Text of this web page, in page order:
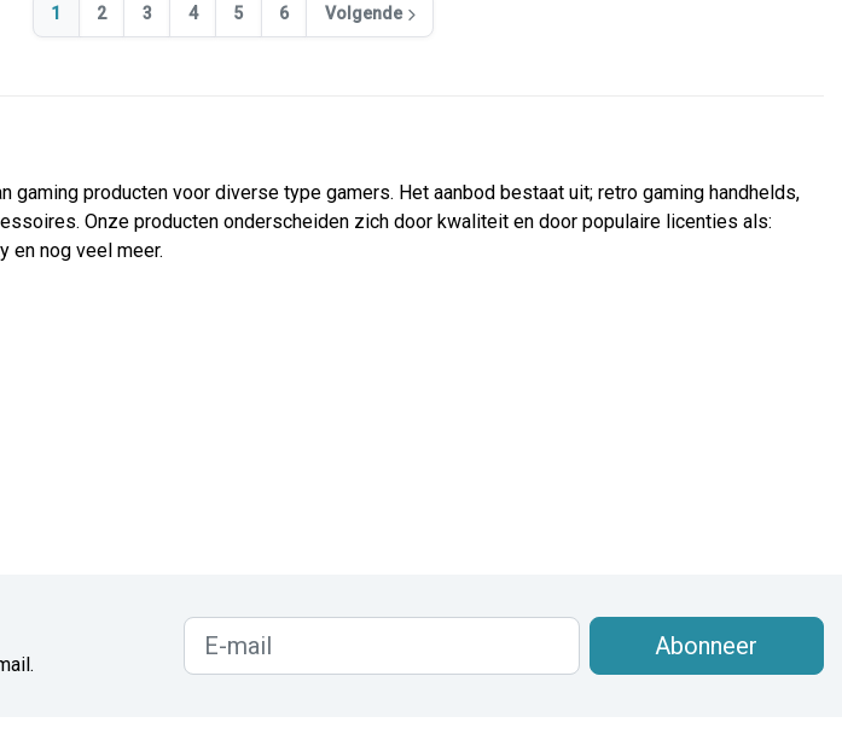
1 2 3 4 5 6 Volgende
gaming producten voor diverse type gamers. Het aanbod bestaat uit; retro gaming handhelds,
Onze producten onderscheiden zich door kwaliteit en door populaire licenties als:
en nog veel meer.
Abonneer